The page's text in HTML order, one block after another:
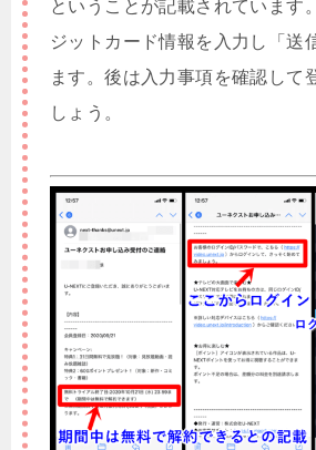
ということが記載されています
ジットカード情報を入力し「送
ます。後は入力事項を確認して
しょう。